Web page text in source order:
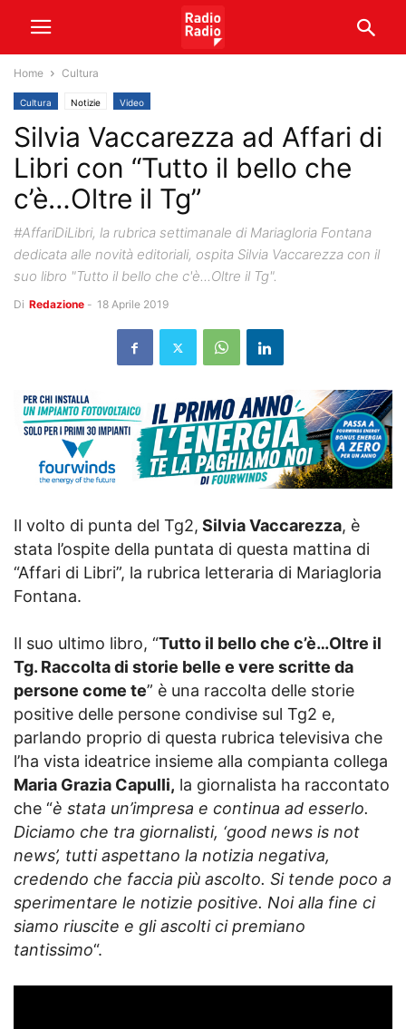
Home Cultura
Cultura Notizie Video
Silvia Vaccarezza ad Affari di
Libri con “Tutto il bello che
c’è…Oltre il Tg”
#AffariDiLibri, la rubrica settimanale di Mariagloria Fontana
dedicata alle novità editoriali, ospita Silvia Vaccarezza con il
suo libro "Tutto il bello che c'è...Oltre il Tg".
Di Redazione - 18 Aprile 2019
Il volto di punta del Tg2, Silvia Vaccarezza, è
stata l’ospite della puntata di questa mattina di
“Affari di Libri”, la rubrica letteraria di Mariagloria
Fontana.
Il suo ultimo libro, “Tutto il bello che c’è…Oltre il
Tg. Raccolta di storie belle e vere scritte da
persone come te” è una raccolta delle storie
positive delle persone condivise sul Tg2 e,
parlando proprio di questa rubrica televisiva che
l’ha vista ideatrice insieme alla compianta collega
Maria Grazia Capulli, la giornalista ha raccontato
che “è stata un’impresa e continua ad esserlo.
Diciamo che tra giornalisti, ‘good news is not
news’, tutti aspettano la notizia negativa,
credendo che faccia più ascolto. Si tende poco a
sperimentare le notizie positive. Noi alla fine ci
siamo riuscite e gli ascolti ci premiano
tantissimo“.